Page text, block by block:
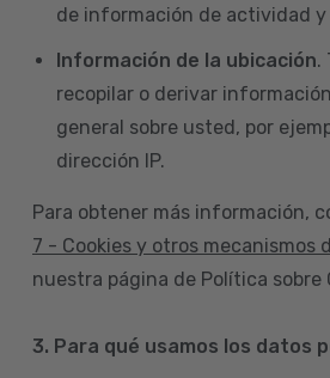
de información de actividad y
Información de la ubicación.
recopilar o derivar
general sobre usted, por
dirección IP.
Para obtener más información,
7 - Cookies y otros mecanismos
nuestra página de Política sobre
3. Para qué usamos los datos